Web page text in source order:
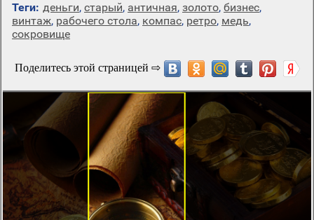
Теги: деньги, старый, античная, золото, бизнес,
винтаж, рабочего стола, компас, ретро, медь,
сокровище